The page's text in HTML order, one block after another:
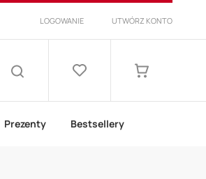
LOGOWANIE UTWÓRZ KONTO
Lista
Prezenty Bestsellery